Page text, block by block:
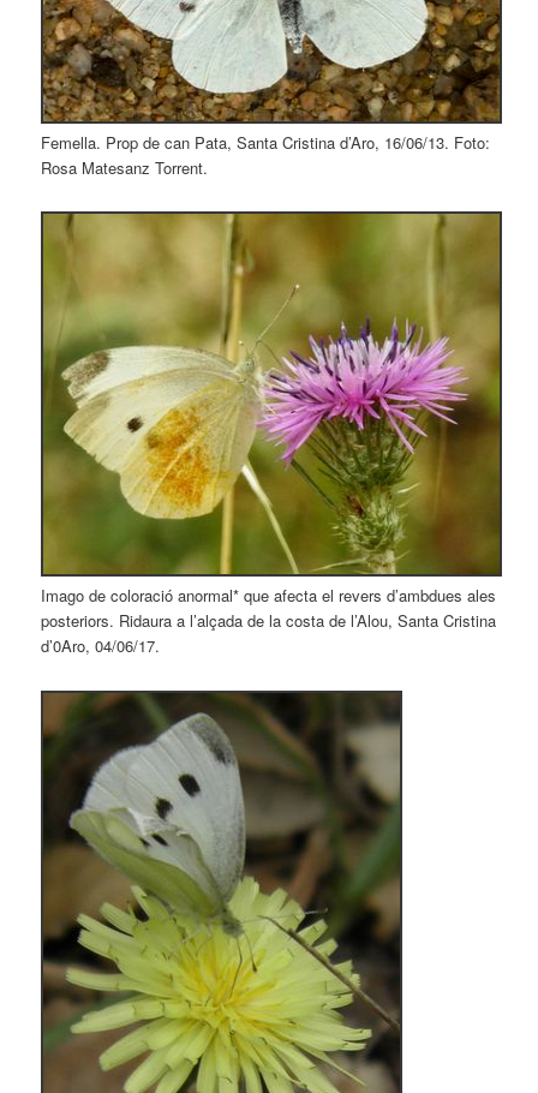
Femella. Prop de can Pata, Santa Cristina d’Aro, 16/06/13. Foto:
Rosa Matesanz Torrent.
Imago de coloració anormal* que afecta el revers d’ambdues ales
posteriors. Ridaura a l’alçada de la costa de l’Alou, Santa Cristina
d’0Aro, 04/06/17.